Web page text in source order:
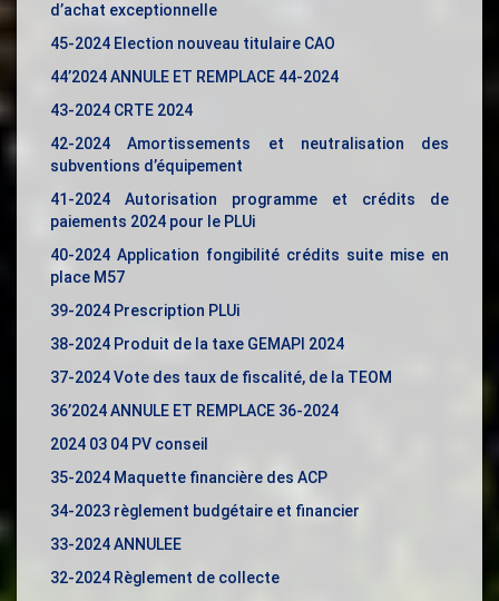
d’achat exceptionnelle
45-2024 Election nouveau titulaire CAO
44’2024 ANNULE ET REMPLACE 44-2024
43-2024 CRTE 2024
42-2024 Amortissements et neutralisation des
subventions d’équipement
41-2024 Autorisation programme et crédits de
paiements 2024 pour le PLUi
40-2024 Application fongibilité crédits suite mise en
place M57
39-2024 Prescription PLUi
38-2024 Produit de la taxe GEMAPI 2024
37-2024 Vote des taux de fiscalité, de la TEOM
36’2024 ANNULE ET REMPLACE 36-2024
2024 03 04 PV conseil
35-2024 Maquette financière des ACP
34-2023 règlement budgétaire et financier
33-2024 ANNULEE
32-2024 Règlement de collecte